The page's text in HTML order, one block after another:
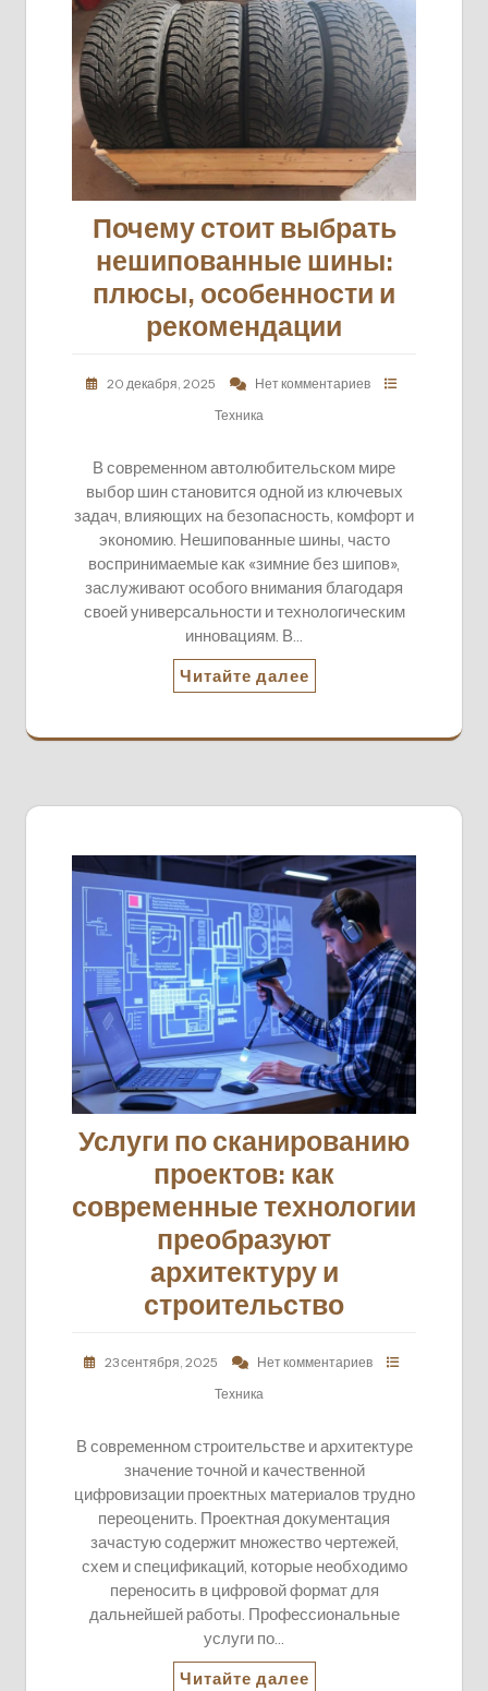
Почему стоит выбрать
нешипованные шины:
плюсы, особенности и
рекомендации
20 декабря, 2025
Нет комментариев
Техника
В современном автолюбительском мире
выбор шин становится одной из ключевых
задач, влияющих на безопасность, комфорт и
экономию. Нешипованные шины, часто
воспринимаемые как «зимние без шипов»,
заслуживают особого внимания благодаря
своей универсальности и технологическим
инновациям. В…
Читайте далее
Услуги по сканированию
проектов: как
современные технологии
преобразуют
архитектуру и
строительство
23 сентября, 2025
Нет комментариев
Техника
В современном строительстве и архитектуре
значение точной и качественной
цифровизации проектных материалов трудно
переоценить. Проектная документация
зачастую содержит множество чертежей,
схем и спецификаций, которые необходимо
переносить в цифровой формат для
дальнейшей работы. Профессиональные
услуги по…
Читайте далее